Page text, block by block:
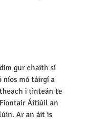
gur chaith sí
níos mó táirgí a
i tinteán te
Áitiúil an
Ar an áit is